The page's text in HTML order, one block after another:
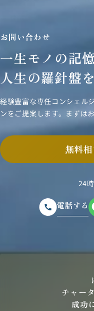
お問い合わせ
一生モノの記憶
人生の羅針盤
経験豊富な専任コンシェル
ンをご提案します。まずは
無料
24
電話する
チャー
成功